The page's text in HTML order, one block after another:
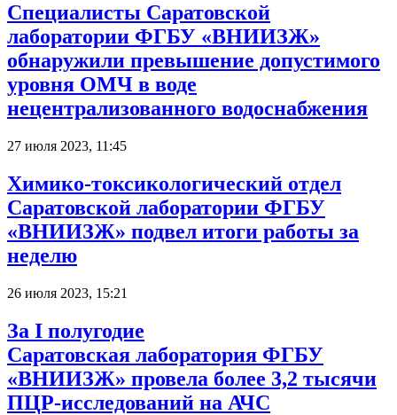
Специалисты Саратовской
лаборатории ФГБУ «ВНИИЗЖ»
обнаружили превышение допустимого
уровня ОМЧ в воде
нецентрализованного водоснабжения
27 июля 2023, 11:45
Химико-токсикологический отдел
Саратовской лаборатории ФГБУ
«ВНИИЗЖ» подвел итоги работы за
неделю
26 июля 2023, 15:21
За I полугодие
Саратовская лаборатория ФГБУ
«ВНИИЗЖ» провела более 3,2 тысячи
ПЦР-исследований на АЧС